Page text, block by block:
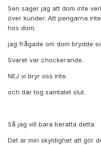
Sen säger jag att dom inte
över kunder. Att pengarna
hos dom.
jag frågade om dom brydde
Svaret var chockerande.
NEJ vi bryr oss inte.
och där tog samtalet slut.
Så jag vill bara berätta detta.
Det är min skyldighet att gör